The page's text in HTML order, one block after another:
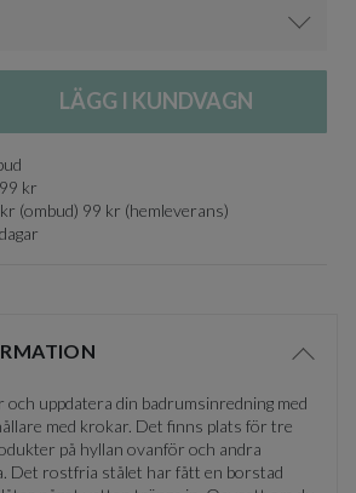
LÄGG I KUNDVAGN
kr
(ombud) 99 kr (hemleverans)
Visa/
och uppdatera din badrumsinredning med
med krokar. Det finns plats för tre
på hyllan ovanför och andra
Det rostfria stålet har fått en borstad